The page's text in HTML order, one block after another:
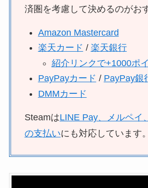
済圏を考慮して決めるのがお
Amazon Mastercard
楽天カード / 楽天銀行
紹介リンクで+1000ポ
PayPayカード / PayPay銀
DMMカード
SteamはLINE Pay、メルペイ
の支払いにも対応しています。